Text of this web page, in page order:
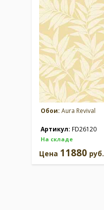
Обои: Aura Revival
Артикул: FD26120
На складе
Цена 11880 руб.